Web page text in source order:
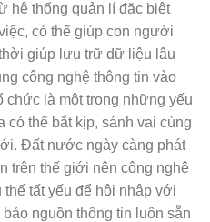
hệ thống quản lí đặc biệt
có thể giúp con người
giúp lưu trữ dữ liệu lâu
công nghệ thông tin vào
chức là một trong những yếu
thể bắt kịp, sánh vai cùng
Đất nước ngày càng phát
trên thế giới nên công nghệ
tất yếu để hội nhập với
nguồn thông tin luôn sẵn